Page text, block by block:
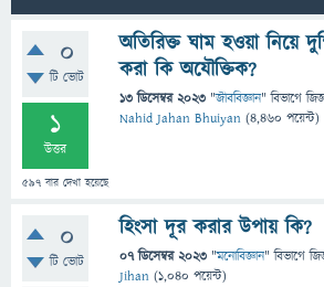
0
টি ভোট
1
উত্তর
597 বার দেখা হয়েছে
অতিরিক্ত ঘাম হওয়া নিয়ে
করা কি অযৌক্তিক?
13 ডিসেম্বর 2023 "জীববিজ্ঞান" বিভাগে
Nahid Jahan Bhuiyan (4,460 পয়েন্ট)
0
টি ভোট
হিংসা দূর করার উপায় কি?
07 ডিসেম্বর 2023 "মনোবিজ্ঞান" বিভাগে
Jihan (1,040 পয়েন্ট)